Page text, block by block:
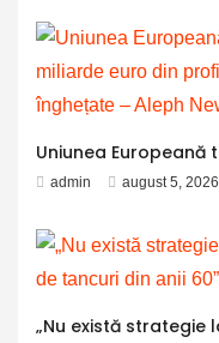
admin august 5, 2026